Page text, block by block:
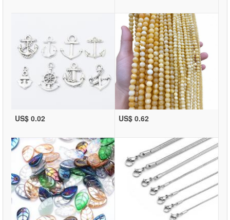
US$ 0.02 US$ 0.62